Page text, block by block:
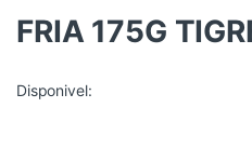
FRIA 175G
Disponivel: